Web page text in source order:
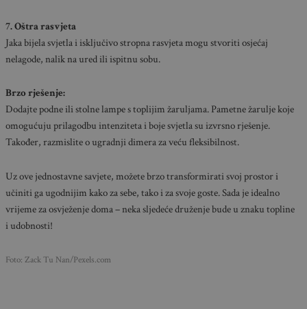
7. Oštra rasvjeta
Jaka bijela svjetla i isključivo stropna rasvjeta mogu stvoriti osjećaj
nelagode, nalik na ured ili ispitnu sobu.
Brzo rješenje:
Dodajte podne ili stolne lampe s toplijim žaruljama. Pametne žarulje koje
omogućuju prilagodbu intenziteta i boje svjetla su izvrsno rješenje.
Također, razmislite o ugradnji dimera za veću fleksibilnost.
Uz ove jednostavne savjete, možete brzo transformirati svoj prostor i
učiniti ga ugodnijim kako za sebe, tako i za svoje goste. Sada je idealno
vrijeme za osvježenje doma – neka sljedeće druženje bude u znaku topline
i udobnosti!
Foto: Zack Tu Nan/Pexels.com